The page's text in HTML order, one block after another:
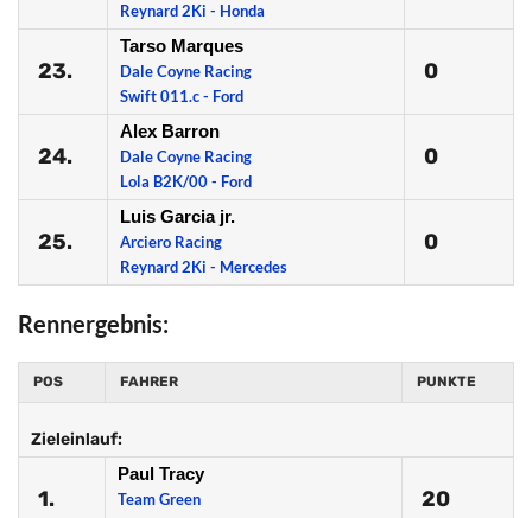
Reynard 2Ki - Honda
23.
Tarso Marques
Dale Coyne Racing
Swift 011.c - Ford
0
24.
Alex Barron
Dale Coyne Racing
Lola B2K/00 - Ford
0
25.
Luis Garcia jr.
Arciero Racing
Reynard 2Ki - Mercedes
0
Rennergebnis:
POS FAHRER PUNKTE
Zieleinlauf:
1.
Paul Tracy
Team Green
20